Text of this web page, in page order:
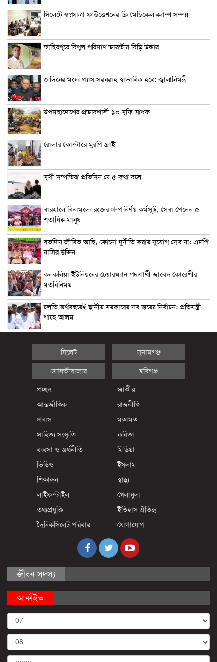
সিলেটে স্বপ্নযাত্রা ফাউণ্ডেশনের ফ্রি মেডিকেল ক্যাম্প সম্পন্ন
তাহিরপুরে বিপুল পরিমাণ ভারতীয় বিড়ি উদ্ধার
৩ দিনের মধ্যে গ্যাস সরবরাহ স্বাভাবিক হবে: জ্বালানিমন্ত্রী
উপমহাদেশের প্রভাবশালী ১০ সুফি সাধক
রোলার কোস্টারে মুরগি ফ্রাই
সুখী দম্পতিরা প্রতিদিন যে ৫ কথা বলে
বারহালে বিনামূল্যে রক্তের গ্রুপ নির্ণয় কর্মসূচি, সেবা পেলেন ৫
শতাধিক মানুষ
যতদিন জীবিত আছি, কোনো দুর্নীতি করার সুযোগ দেব না: এমপি
নাসির উদ্দিন
কলকলিয়া ইউনিয়নের চেয়ারম্যান পদপ্রার্থী জাবেদ কোরেশীর
মতবিনিময়
চলতি অর্থবছরেই স্থানীয় সরকারের সব স্তরের নির্বাচন: প্রতিমন্ত্রী
শাহে আলম
সিলেট সুনামগঞ্জ
মৌলভীবাজার হবিগঞ্জ
প্রচ্ছদ
জাতীয়
আন্তর্জাতিক
রাজনীতি
প্রবাস
মতামত
সাহিত্য সংস্কৃতি
কবিতা
ব্যবসা ও অর্থনীতি
মিডিয়া
ভিডিও
ইসলাম
শিক্ষাঙ্গন
স্বাস্থ্য
লাইফস্টাইল
খেলাধুলা
তথ্যপ্রযুক্তি
ইতিহাস ঐতিহ্য
দৈনিকসিলেট পরিবার
যোগাযোগ
জীবন সদস্য
আর্কাইভ